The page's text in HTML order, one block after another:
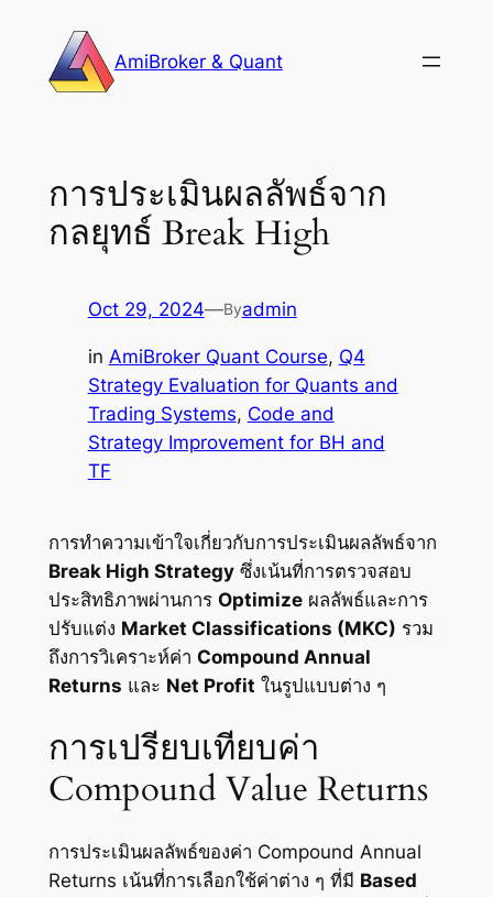
content
AmiBroker & Quant
การประเมินผลลัพธ์จาก
กลยุทธ์ Break High
Oct 29, 2024—Byadmin
in AmiBroker Quant Course, Q4
Strategy Evaluation for Quants and
Trading Systems, Code and
Strategy Improvement for BH and
TF
การทำความเข้าใจเกี่ยวกับการประเมินผลลัพธ์จาก
Break High Strategyซึ่งเน้นที่การตรวจสอบ
ประสิทธิภาพผ่านการ Optimizeผลลัพธ์และการ
ปรับแต่ง Market Classifications (MKC) รวม
ถึงการวิเคราะห์ค่า Compound Annual
Returns และ Net Profit ในรูปแบบต่าง ๆ
การเปรียบเทียบค่า
Compound Value Returns
การประเมินผลลัพธ์ของค่า Compound Annual
Returns เน้นที่การเลือกใช้ค่าต่าง ๆ ที่มี Based